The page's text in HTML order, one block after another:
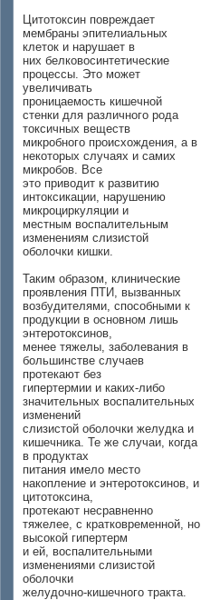
Цитотоксин повреждает
мембраны эпителиальных
клеток и нарушает в
них белковосинтетические
процессы. Это может
увеличивать
проницаемость кишечной
стенки для различного рода
токсичных веществ
микробного происхождения, а в
некоторых случаях и самих
микробов. Все
это приводит к развитию
интоксикации, нарушению
микроциркуляции и
местным воспалительным
изменениям слизистой
оболочки кишки.
Таким образом, клинические
проявления ПТИ, вызванных
возбудителями, способными к
продукции в основном лишь
энтеротоксинов,
менее тяжелы, заболевания в
большинстве случаев
протекают без
гипертермии и каких-либо
значительных воспалительных
изменений
слизистой оболочки желудка и
кишечника. Те же случаи, когда
в продуктах
питания имело место
накопление и энтеротоксинов, и
цитотоксина,
протекают несравненно
тяжелее, с кратковременной, но
высокой гипертерм
и ей, воспалительными
изменениями слизистой
оболочки
желудочно-кишечного тракта.